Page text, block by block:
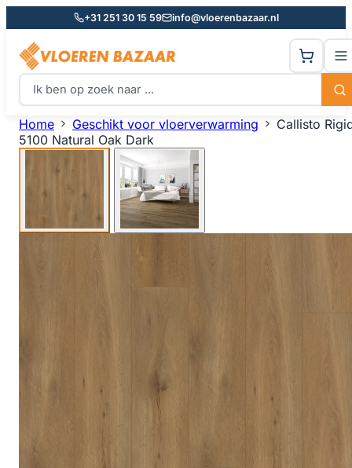
+31 251 30 15 59 info@vloerenbazaar.nl
Home Geschikt voor vloerverwarming
Callisto
5100 Natural Oak Dark